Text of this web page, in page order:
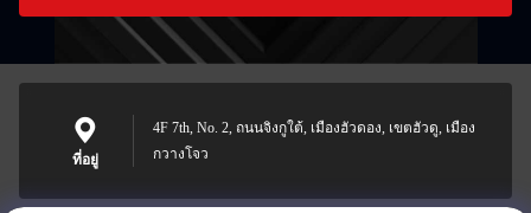
ที่อยู่
4F 7th, No. 2, ถนนจิงกูใต้, เมืองฮัวดอง, เขตฮัวดู, เมือง
กวางโจว